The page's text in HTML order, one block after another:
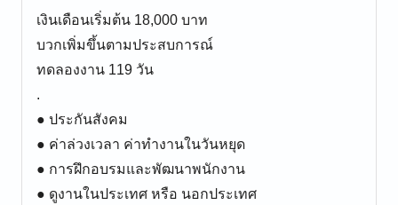
เงินเดือนเริ่มต้น 18,000 บาท
บวกเพิ่มขึ้นตามประสบการณ์
ทดลองงาน 119 วัน
.
● ประกันสังคม
● ค่าล่วงเวลา ค่าทำงานในวันหยุด
● การฝึกอบรมและพัฒนาพนักงาน
● ดูงานในประเทศ หรือ นอกประเทศ